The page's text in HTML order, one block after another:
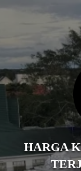
HARGA